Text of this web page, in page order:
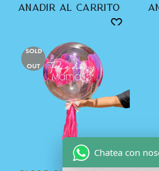
añadir al carrito
SOLD
OUT
Chatea con